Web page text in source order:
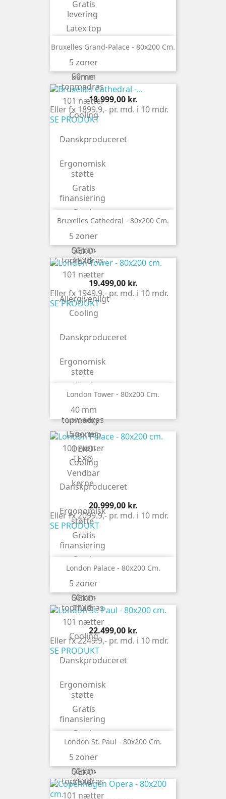
Gratis
levering
Latex top
OEKO-
TEX®
Vendbar
kerne
Pris
18.999,00 kr.
Eller fx 1899.9,- pr. md. i 10 mdr.
SE PRODUKT
Bruxelles Grand-Palace - 80x200 Cm.
5 zoner
50mm
topmadras
101 nætter
Cooling
Danskproduceret
Ergonomisk
støtte
Gratis
finansiering
Gratis
levering
Naturlatex
OEKO-
TEX®
Pris
19.499,00 kr.
Eller fx 1949.9,- pr. md. i 10 mdr.
SE PRODUKT
Bruxelles Cathedral - 80x200 Cm.
5 zoner
50mm
topmadras
101 nætter
Allergivenligt
Cooling
Danskproduceret
Ergonomisk
støtte
Gratis
finansiering
Gratis
levering
Latex top
OEKO-
TEX®
Vendbar
kerne
Pris
20.999,00 kr.
Eller fx 2099.9,- pr. md. i 10 mdr.
SE PRODUKT
London Tower - 80x200 Cm.
40 mm
topmadras
5 zoner
101 nætter
Cooling
Danskproduceret
Ergonomisk
støtte
Gratis
finansiering
Gratis
levering
Latex top
OEKO-
TEX®
Pris
22.499,00 kr.
Eller fx 2249.9,- pr. md. i 10 mdr.
SE PRODUKT
London Palace - 80x200 Cm.
5 zoner
50mm
topmadras
101 nætter
Cooling
Danskproduceret
Ergonomisk
støtte
Gratis
finansiering
Gratis
levering
Naturlatex
OEKO-
TEX®
London St. Paul - 80x200 Cm.
5 zoner
50mm
topmadras
101 nætter